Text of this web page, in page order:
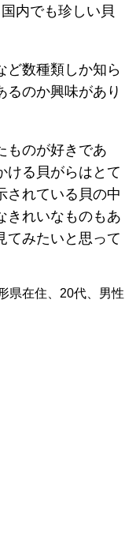
内でも珍しい貝
ど数種類しか知ら
るのか興味があり
ものが好きであ
ける貝がらはとて
されている貝の中
きれいなものもあ
てみたいと思って
県在住、20代、男性